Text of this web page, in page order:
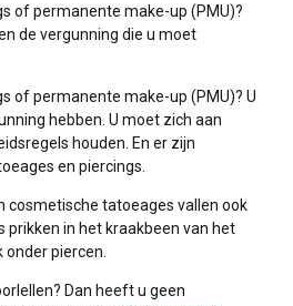
of permanente make-up (PMU)?
de vergunning die u moet
of permanente make-up (PMU)? U
hebben. U moet zich aan
houden. En er zijn
en piercings.
cosmetische tatoeages vallen ook
prikken in het kraakbeen van het
piercen.
Dan heeft u geen